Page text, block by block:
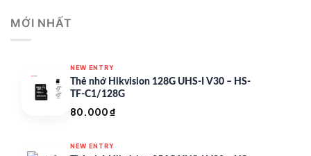
MỚI NHẤT
NEW ENTRY
Thẻ nhớ Hikvision 128G UHS-I V30 – HS-
TF-C1/128G
80.000₫
NEW ENTRY